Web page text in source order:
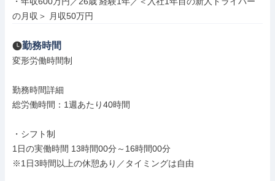
の月収＞ 月収50万円
勤務時間
変形労働時間制
勤務時間詳細
総労働時間：1週あたり40時間
・シフト制
1日の実働時間 13時間00分～16時間00分
※1日3時間以上の休憩あり／タイミングは自由